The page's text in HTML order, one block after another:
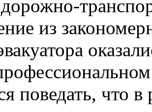
из
поведать, что